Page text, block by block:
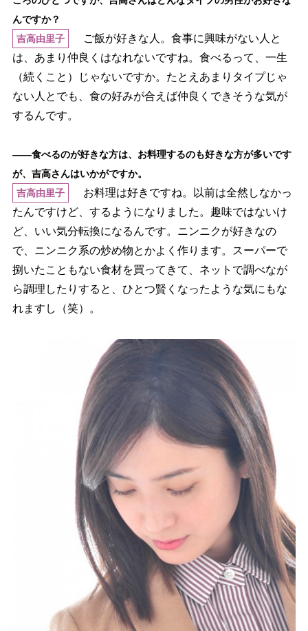
んですか？
吉高由里子
ご飯が好きな人。食事に興味がない人と
は、あまり仲良くはなれないですね。食べるって、一生
（続くこと）じゃないですか。たとえあまりタイプじゃ
ない人とでも、食の好みが合えば仲良くできそうな気が
するんです。
――食べるのが好きな方は、お料理するのも好きな方が多いです
が、吉高さんはいかがですか。
吉高由里子
お料理は好きですね。以前は全然しなかっ
たんですけど、するようになりました。趣味ではないけ
ど、いい気分転換になるんです。ニンニクが好きなの
で、ニンニク系の炒め物とかよく作ります。スーパーで
捌いたこともない食材を買ってきて、ネットで調べなが
ら調理したりすると、ひとつ賢くなったような気にもな
れますし（笑）。